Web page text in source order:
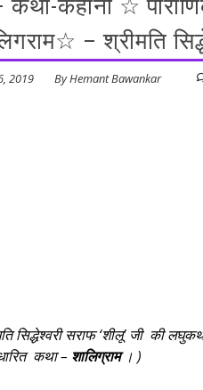
– कथा-कहानी ☆
– श्रीमति
2019 ByHemant Bawankar
सिद्धेश्वरी सराफ ‘शीलू’ जी की
कथा – शालिग्राम। )
साहित्य #३३३ ☆ अहं या वहम…